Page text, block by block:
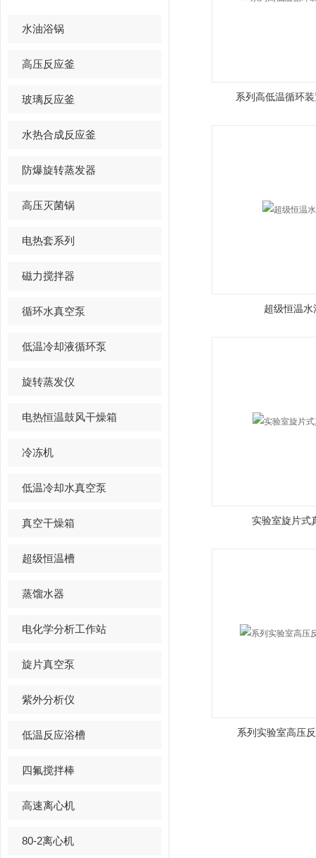
水油浴锅
高压反应釜
玻璃反应釜
水热合成反应釜
防爆旋转蒸发器
高压灭菌锅
电热套系列
磁力搅拌器
循环水真空泵
低温冷却液循环泵
旋转蒸发仪
电热恒温鼓风干燥箱
冷冻机
低温冷却水真空泵
真空干燥箱
超级恒温槽
蒸馏水器
电化学分析工作站
旋片真空泵
紫外分析仪
低温反应浴槽
四氟搅拌棒
高速离心机
80-2离心机
系列高低温循环
超级恒温水
实验室旋片式
系列实验室高压